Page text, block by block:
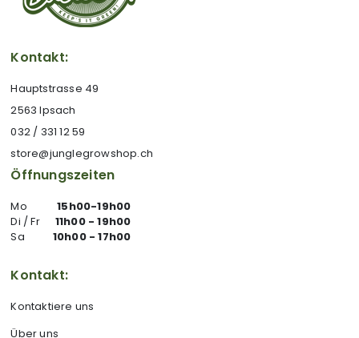
Kontakt:
Hauptstrasse 49
2563 Ipsach
032 / 331 12 59
store@junglegrowshop.ch
Öffnungszeiten
Mo
15h00-19h00
Di / Fr
11h00 - 19h00
Sa
10h00 - 17h00
Kontakt:
Kontaktiere uns
Über uns